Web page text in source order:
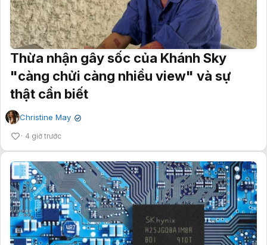
Thừa nhận gây sốc của Khánh Sky
"càng chửi càng nhiều view" và sự
thật cần biết
Christine May ✔
4 giờ trước